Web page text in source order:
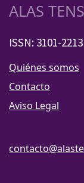
ALAS
ISSN: 3101-2213
Quiénes somos
Contacto
Aviso Legal